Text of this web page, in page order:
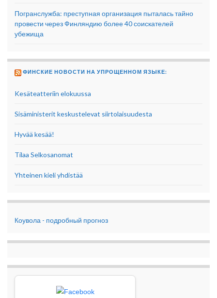
Погранслужба: преступная организация пыталась тайно
провести через Финляндию более 40 соискателей
убежища
ФИНСКИЕ НОВОСТИ НА УПРОЩЕННОМ ЯЗЫКЕ:
Kesäteatteriin elokuussa
Sisäministerit keskustelevat siirtolaisuudesta
Hyvää kesää!
Tilaa Selkosanomat
Yhteinen kieli yhdistää
Коувола - подробный прогноз